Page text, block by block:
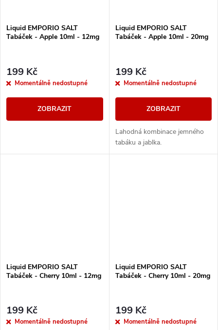
Liquid EMPORIO SALT
Tabáček - Apple 10ml - 12mg
199 Kč
Momentálně nedostupné
ZOBRAZIT
Liquid EMPORIO SALT
Tabáček - Apple 10ml - 20mg
199 Kč
Momentálně nedostupné
ZOBRAZIT
Lahodná kombinace jemného
tabáku a jablka.
Liquid EMPORIO SALT
Tabáček - Cherry 10ml - 12mg
199 Kč
Momentálně nedostupné
Liquid EMPORIO SALT
Tabáček - Cherry 10ml - 20mg
199 Kč
Momentálně nedostupné